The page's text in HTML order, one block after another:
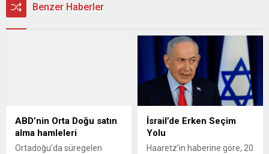
Benzer Haberler
ABD’nin Orta Doğu satın
alma hamleleri
Ortadoğu’da süregelen
İsrail’de Erken Seçim
Yolu
Haaretz’in haberine göre, 20